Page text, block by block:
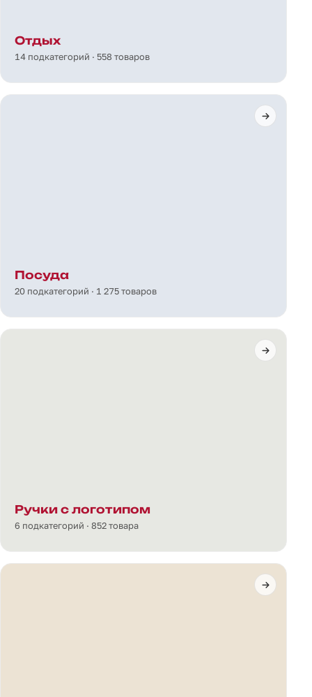
Отдых
14 подкатегорий · 558 товаров
Посуда
20 подкатегорий · 1 275 товаров
Ручки с логотипом
6 подкатегорий · 852 товара